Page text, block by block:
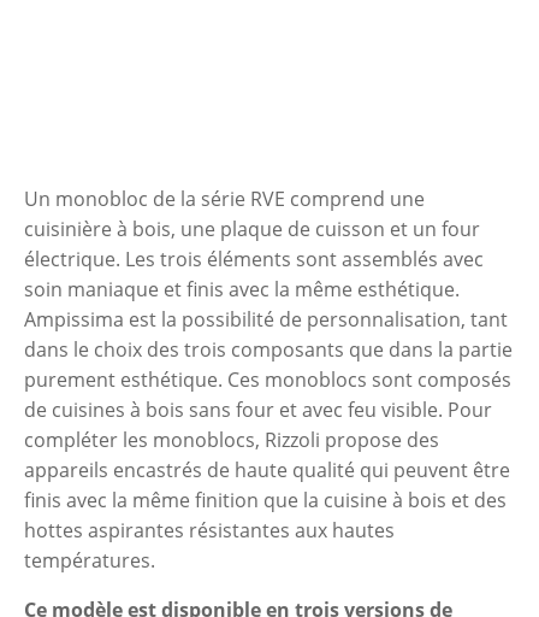
Un monobloc de la série RVE comprend une
cuisinière à bois, une plaque de cuisson et un four
électrique. Les trois éléments sont assemblés avec
soin maniaque et finis avec la même esthétique.
Ampissima est la possibilité de personnalisation, tant
dans le choix des trois composants que dans la partie
purement esthétique. Ces monoblocs sont composés
de cuisines à bois sans four et avec feu visible. Pour
compléter les monoblocs, Rizzoli propose des
appareils encastrés de haute qualité qui peuvent être
finis avec la même finition que la cuisine à bois et des
hottes aspirantes résistantes aux hautes
températures.
Ce modèle est disponible en trois versions de